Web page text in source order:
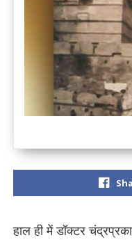
हाल ही में डॉक्टर